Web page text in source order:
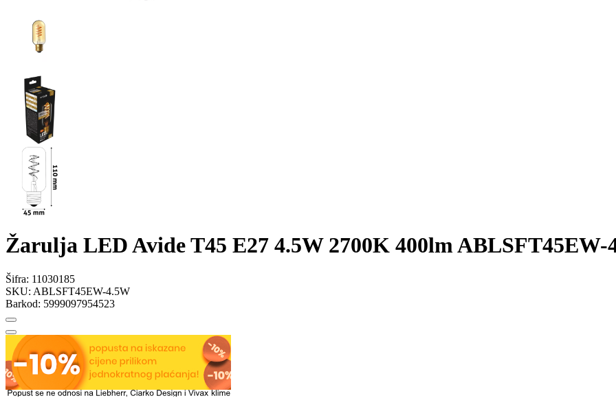
Žarulja LED Avide T45 E27 4.5W 2700K 400lm ABLSFT45EW-
Šifra: 11030185
SKU: ABLSFT45EW-4.5W
Barkod: 5999097954523